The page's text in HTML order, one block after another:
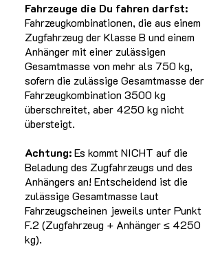
Fahrzeuge die Du fahren darfst:
Fahrzeugkombinationen, die aus einem
Zugfahrzeug der Klasse B und einem
Anhänger mit einer zulässigen
Gesamtmasse von mehr als 750 kg,
sofern die zulässige Gesamtmasse der
Fahrzeugkombination 3500 kg
überschreitet, aber 4250 kg nicht
übersteigt.
Achtung:Es kommt NICHT auf die
Beladung des Zugfahrzeugs und des
Anhängers an! Entscheidend ist die
zulässige Gesamtmasse laut
Fahrzeugscheinen jeweils unter Punkt
F.2 (Zugfahrzeug + Anhänger ≤ 4250
kg).